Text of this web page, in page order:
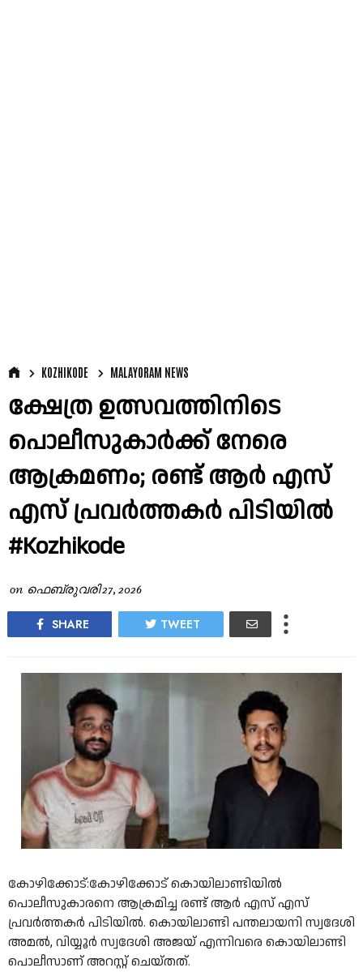
KOZHIKODE MALAYORAM NEWS
ക്ഷേത്ര ഉത്സവത്തിനിടെ
പൊലീസുകാർക്ക് നേരെ
ആക്രമണം; രണ്ട് ആർ എസ്
എസ് പ്രവർത്തകർ പിടിയിൽ
#Kozhikode
on ഫെബ്രുവരി 27, 2026
SHARE TWEET
കോഴിക്കോട്:കോഴിക്കോട് കൊയിലാണ്ടിയിൽ
പൊലീസുകാരനെ ആക്രമിച്ച രണ്ട് ആർ എസ് എസ്
പ്രവർത്തകർ പിടിയിൽ. കൊയിലാണ്ടി പന്തലായനി സ്വദേശി
അമൽ, വിയ്യൂർ സ്വദേശി അജയ് എന്നിവരെ കൊയിലാണ്ടി
പൊലീസാണ് അറസ്റ്റ് ചെയ്തത്.